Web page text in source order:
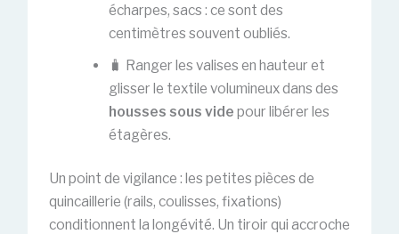
écharpes, sacs : ce sont des
centimètres souvent oubliés.
🧳 Ranger les valises en hauteur et
glisser le textile volumineux dans des
housses sous vide pour libérer les
étagères.
Un point de vigilance : les petites pièces de
quincaillerie (rails, coulisses, fixations)
conditionnent la longévité. Un tiroir qui accroche